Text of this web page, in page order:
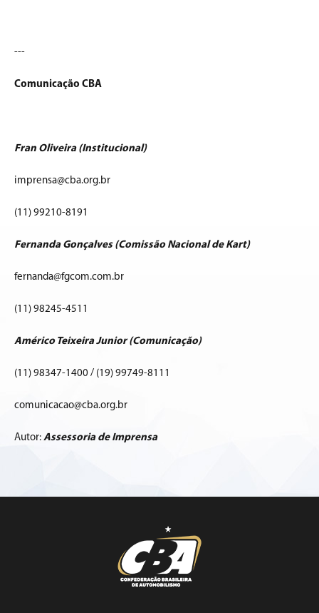
---
Comunicação CBA
Fran Oliveira (Institucional)
imprensa@cba.org.br
(11) 99210-8191
Fernanda Gonçalves (Comissão Nacional de Kart)
fernanda@fgcom.com.br
(11) 98245-4511
Américo Teixeira Junior (Comunicação)
(11) 98347-1400 / (19) 99749-8111
comunicacao@cba.org.br
Autor: Assessoria de Imprensa